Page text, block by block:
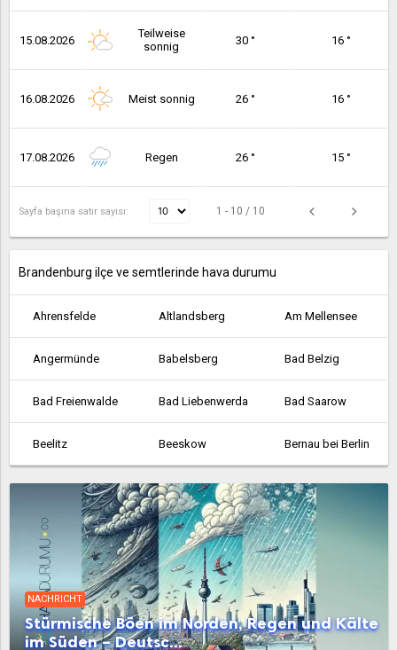
15.08.2026
Teilweise
sonnig
30 ° 16 °
16.08.2026 Meist sonnig 26 ° 16 °
17.08.2026 Regen 26 ° 15 °
Sayfa başına satır sayısı: 1 - 10 / 10
Brandenburg ilçe ve semtlerinde hava durumu
Ahrensfelde Altlandsberg Am Mellensee
Angermünde Babelsberg Bad Belzig
Bad Freienwalde Bad Liebenwerda Bad Saarow
Beelitz Beeskow Bernau bei Berlin
Bestensee Biesenthal Birkenwerder
Blankenfelde Blankenfelde-Mahlow Brieselang
Calau Cottbus Dahme
Dallgow-Döberitz Doberlug-Kirchhain Drebkau
NACHRICHT
Stürmische Böen im Norden, Regen und Kälte
im Süden – Deutsc...